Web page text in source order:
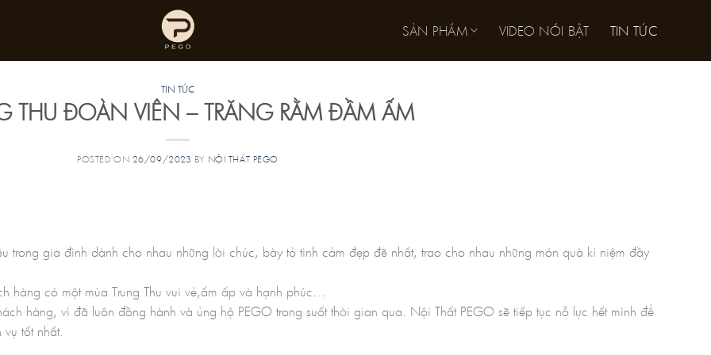
SẢN PHẨM VIDEO NỔI BẬT TIN TỨC
TIN TỨC
THU ĐOÀN VIÊN – TRĂNG RẰM ĐẦM ẤM
POSTED ON 26/09/2023 BY NỘI THẤT PEGO
trong gia đình dành cho nhau những lời chúc, bày tỏ tình cảm đẹp đẽ nhất, trao cho nhau những món quà kỉ niệm đầy
có một mùa Trung Thu vui vẻ,ấm ấp và hạnh phúc…
hàng, vì đã luôn đồng hành và ủng hộ PEGO trong suốt thời gian qua. Nội Thất PEGO sẽ tiếp tục nỗ lực hết mình để
tốt nhất.